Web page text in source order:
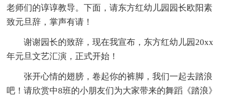
老师们的谆谆教导。下面，请东方红幼儿园园长欧阳素
致元旦辞，掌声有请！
谢谢园长的致辞，现在我宣布，东方红幼儿园20xx
年元旦文艺汇演，正式开始！
张开心情的翅膀，卷起你的裤脚，我们一起去踏浪
吧！请欣赏中8班的小朋友们为大家带来的舞蹈《踏浪》